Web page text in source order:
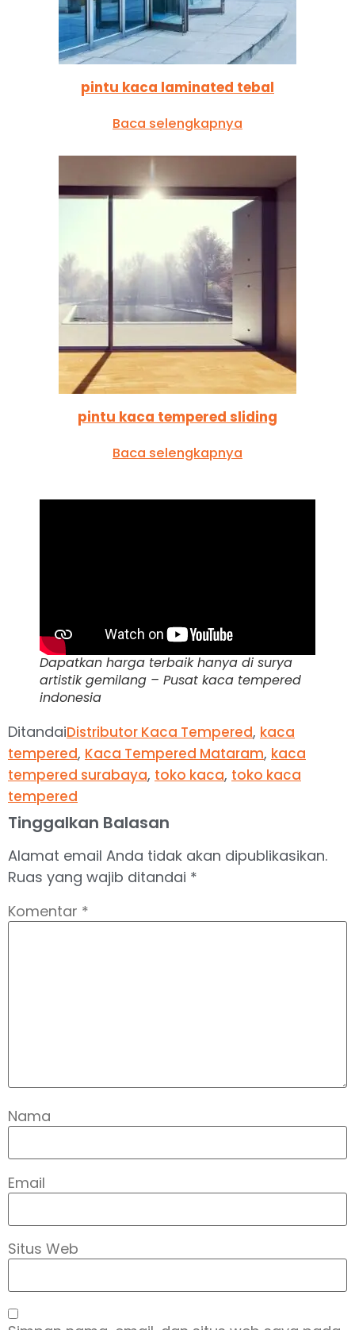
pintu kaca laminated tebal
Baca selengkapnya
pintu kaca tempered sliding
Baca selengkapnya
Dapatkan harga terbaik hanya di surya
artistik gemilang – Pusat kaca tempered
indonesia
DitandaiDistributor Kaca Tempered, kaca
tempered, Kaca Tempered Mataram, kaca
tempered surabaya, toko kaca, toko kaca
tempered
Tinggalkan Balasan
Alamat email Anda tidak akan dipublikasikan.
Ruas yang wajib ditandai *
Komentar *
Nama
Email
Situs Web